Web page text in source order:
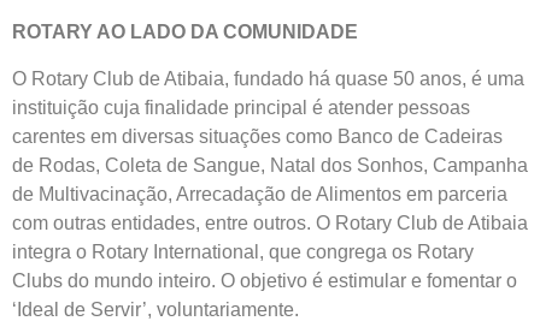
ROTARY AO LADO DA COMUNIDADE
O Rotary Club de Atibaia, fundado há quase 50 anos, é uma
instituição cuja finalidade principal é atender pessoas
carentes em diversas situações como Banco de Cadeiras
de Rodas, Coleta de Sangue, Natal dos Sonhos, Campanha
de Multivacinação, Arrecadação de Alimentos em parceria
com outras entidades, entre outros. O Rotary Club de Atibaia
integra o Rotary International, que congrega os Rotary
Clubs do mundo inteiro. O objetivo é estimular e fomentar o
‘Ideal de Servir’, voluntariamente.